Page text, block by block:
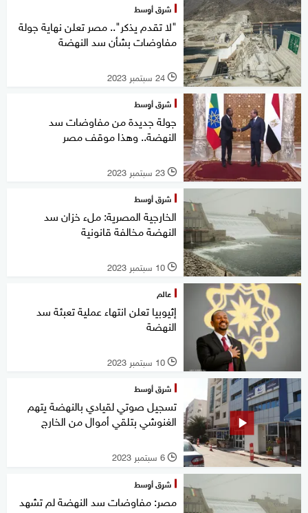
شرق أوسط
"لا تقدم يذكر".. مصر تعلن نهاية جولة
مفاوضات بشأن سد النهضة
l 24 سبتمبر 2023
شرق أوسط
جولة جديدة من مفاوضات سد
النهضة.. وهذا موقف مصر
l 23 سبتمبر 2023
شرق أوسط
الخارجية المصرية: ملء خزان سد
النهضة مخالفة قانونية
l 10 سبتمبر 2023
عالم
إثيوبيا تعلن انتهاء عملية تعبئة سد
النهضة
l 10 سبتمبر 2023
شرق أوسط
تسجيل صوتي لقيادي بالنهضة يتهم
الغنوشي بتلقي أموال من الخارج
l 6 سبتمبر 2023
شرق أوسط
مصر: مفاوضات سد النهضة لم تشهد